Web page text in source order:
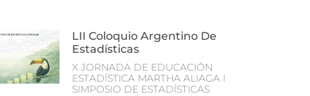
LII Coloquio Argentino De
Estadísticas
X JORNADA DE EDUCACIÓN
ESTADÍSTICA MARTHA ALIAGA I
SIMPOSIO DE ESTADÍSTICAS